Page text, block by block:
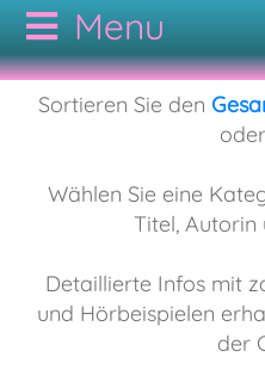
NOTEN
Bodypercussion
CDs
AUTOREN
KONTAKT
Sortieren Sie den
Wählen Sie eine
Titel, Autorin
Detaillierte Infos mit
und Hörbeispielen
der